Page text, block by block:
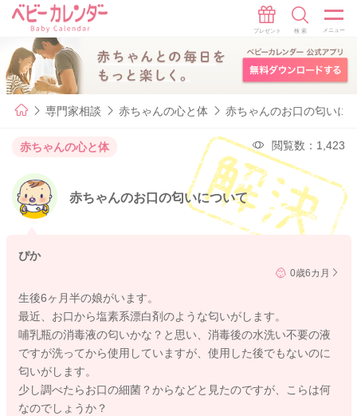
専門家相談 赤ちゃんの心と体 赤ちゃんのお口の匂いに
赤ちゃんの心と体 閲覧数：1,423
赤ちゃんのお口の匂いについて
ぴか
0歳6カ月
生後6ヶ月半の娘がいます。
最近、お口から塩素系漂白剤のような匂いがします。
哺乳瓶の消毒液の匂いかな？と思い、消毒後の水洗い不要の液
ですが洗ってから使用していますが、使用した後でもないのに
匂いがします。
少し調べたらお口の細菌？からなどと見たのですが、こらは何
なのでしょうか？